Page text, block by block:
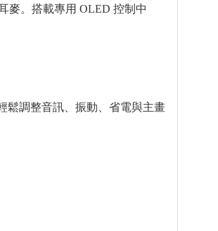
麥。搭載專用 OLED 控制中
鬆調整音訊、振動、省電與主畫